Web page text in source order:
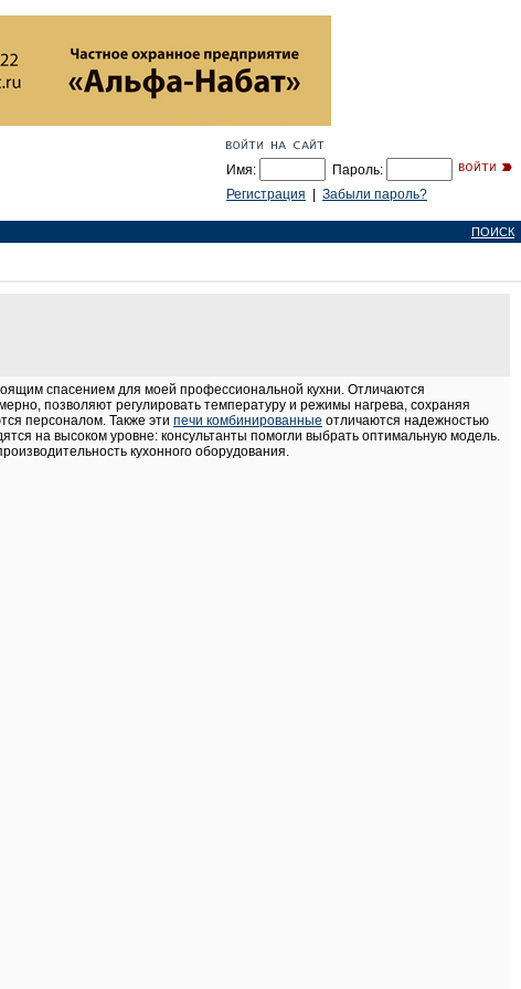
Имя:
Пароль:
Регистрация
Забыли пароль?
ПОИСК
спасением для моей профессиональной кухни. Отличаются
позволяют регулировать температуру и режимы нагрева, сохраняя
персоналом. Также эти печи комбинированные отличаются надежностью
на высоком уровне: консультанты помогли выбрать оптимальную модель.
кухонного оборудования.